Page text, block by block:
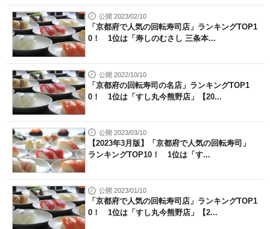
公開 2023/02/10
「京都府で人気の回転寿司店」ランキングTOP1
0！ 1位は「寿しのむさし 三条本...
公開 2022/10/10
「京都府の回転寿司の名店」ランキングTOP1
0！ 1位は「すし丸今熊野店」【20...
公開 2023/03/10
【2023年3月版】「京都府で人気の回転寿司」
ランキングTOP10！ 1位は「す...
公開 2023/01/10
「京都府で人気の回転寿司店」ランキングTOP1
0！ 1位は「すし丸今熊野店」【2...